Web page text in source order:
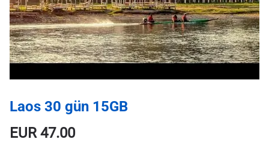
Laos 30 gün 15GB
EUR47.00